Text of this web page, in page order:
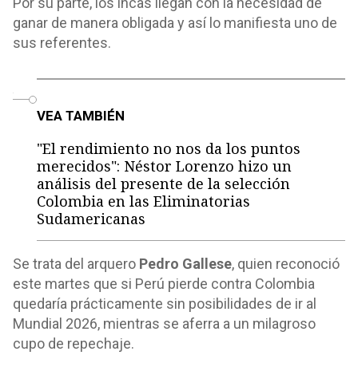
ganar de manera obligada y así lo manifiesta uno de
sus referentes.
VEA TAMBIÉN
"El rendimiento no nos da los puntos
merecidos": Néstor Lorenzo hizo un
análisis del presente de la selección
Colombia en las Eliminatorias
Sudamericanas
Se trata del arquero Pedro Gallese, quien reconoció
este martes que si Perú pierde contra Colombia
quedaría prácticamente sin posibilidades de ir al
Mundial 2026, mientras se aferra a un milagroso
cupo de repechaje.